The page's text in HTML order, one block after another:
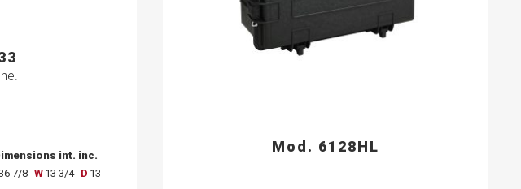
int. inc.
7/8 W 13 3/4 D 13
Mod. 6128HL